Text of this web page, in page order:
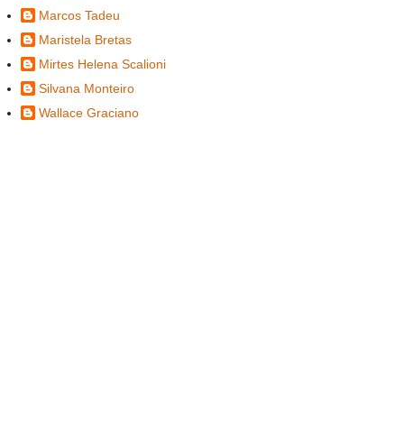
Marcos Tadeu
Maristela Bretas
Mirtes Helena Scalioni
Silvana Monteiro
Wallace Graciano